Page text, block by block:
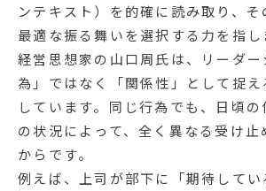
ンテキスト）を的確に読み取り、
最適な振る舞いを選択する力を指し
経営思想家の山口周氏は、リーダー
為」ではなく「関係性」として捉
しています。同じ行為でも、日頃
の状況によって、全く異なる受け止
からです。
例えば、上司が部下に「期待してい